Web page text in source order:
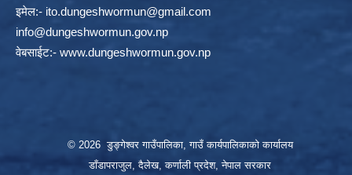
इमेल:- ito.dungeshwormun@gmail.com
info@dungeshwormun.gov.np
वेबसाईट:- www.dungeshwormun.gov.np
© 2026 डुङ्गेश्वर गाउँपालिका, गाउँ कार्यपालिकाको कार्यालय
डाँडापराजुल, दैलेख, कर्णाली प्रदेश, नेपाल सरकार